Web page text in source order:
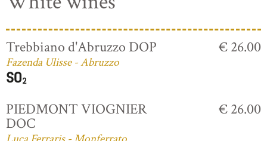
Trebbiano d'Abruzzo DOP
Fazenda Ulisse - Abruzzo
€ 26.00
PIEDMONT VIOGNIER
DOC
€ 26.00